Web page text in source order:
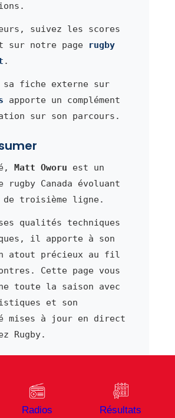
suivez les scores
sur notre page
rugby
.
sa fiche externe sur
apporte un complément
sur son parcours.
Matt Oworu est un
rugby Canada évoluant
de troisième ligne.
qualités techniques
il apporte à son
atout précieux au fil
Cette page vous
toute la saison avec
et son
mises à jour en direct
Rugby.
Sutton
Joueur suivant ➜
Ali Oz
Radios Résultats